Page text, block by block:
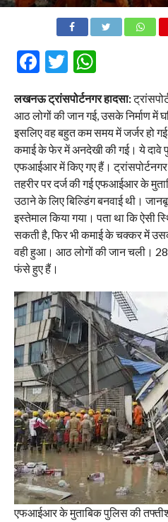
Facebook
Twitter
लखनऊ ट्रांसपोर्टनगर हादसा:
आठ लोगों की जान गई, उसके निर्माण में
इसलिए वह बहुत कम समय में जर्जर हो
कमाई के फेर में अनदेखी की गई। ये दावे
एफआईआर में किए गए हैं। ट्रांसपोर्टनगर
तहरीर पर दर्ज की गई एफआईआर के
उठाने के लिए बिल्डिंग बनवाई थी।
इस्तेमाल किया गया। पता था कि ऐसी
सकती है, फिर भी कमाई के चक्कर में
वही हुआ। आठ लोगों की जान चली।
फंसे हुए हैं।
एफआईआर के मुताबिक पुलिस की